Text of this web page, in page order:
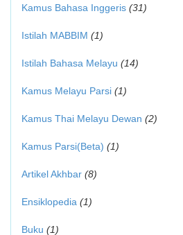
Kamus Bahasa Inggeris (31)
Istilah MABBIM (1)
Istilah Bahasa Melayu (14)
Kamus Melayu Parsi (1)
Kamus Thai Melayu Dewan (2)
Kamus Parsi(Beta) (1)
Artikel Akhbar (8)
Ensiklopedia (1)
Buku (1)